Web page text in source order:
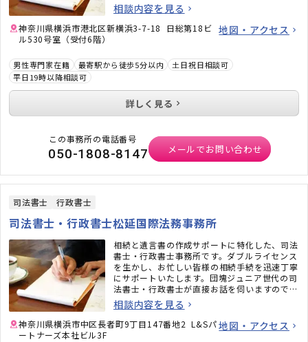
相談内容を見る
神奈川県横浜市港北区新横浜3-7-18 日総第18ビ
ル530号室（受付6階）
地図・アクセス
男性専門家在籍 最寄駅から徒歩5分以内
土日祝日相談可
平日19時以降相談可
詳しく見る
この事務所の電話番号
050-1808-8147 メールでお問い合わせ
司法書士 行政書士
司法書士・行政書士松延国際法務事務所
相続と遺言書の作成サポートに特化した、司法
書士・行政書士事務所です。ダブルライセンス
を生かし、お忙しい皆様の相続手続を迅速丁寧
にサポートいたします。団塊ジュニア世代の司
法書士・行政書士が直接お話を伺いますので、
ご高齢の親のことや相続が気になり始めた同世
代の方、忙しくて手続をしている時間がない方
も、お気軽にご相談ください。
相談内容を見る
神奈川県横浜市中区長者町9丁目147番地2 L&Sパ
ートナーズ本社ビル3F
地図・アクセス